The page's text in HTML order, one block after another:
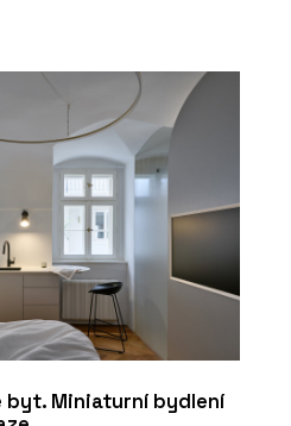
byt. Miniaturní bydlení